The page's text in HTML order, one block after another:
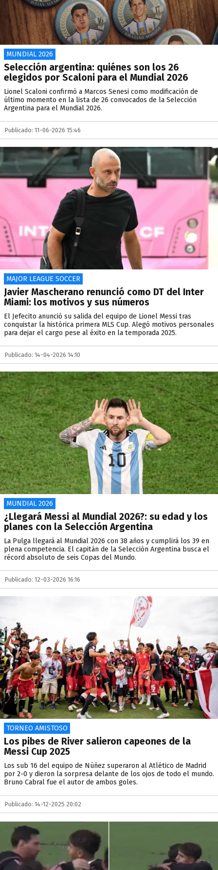
MUNDIAL 2026
Selección argentina: quiénes son los 26
elegidos por Scaloni para el Mundial 2026
Lionel Scaloni confirmó a Marcos Senesi como modificación de
último momento en la lista de 26 convocados de la Selección
Argentina para el Mundial 2026.
Publicado: 11-06-2026 15:46
MAJOR LEAGUE SOCCER
Javier Mascherano renunció como DT del Inter
Miami: los motivos y sus números
El Jefecito anunció su salida del equipo de Lionel Messi tras
conquistar la histórica primera MLS Cup. Alegó motivos personales
para dejar el cargo pese al éxito en la temporada 2025.
Publicado: 14-04-2026 14:10
MUNDIAL 2026
¿Llegará Messi al Mundial 2026?: su edad y los
planes con la Selección Argentina
La Pulga llegará al Mundial 2026 con 38 años y cumplirá los 39 en
plena competencia. El capitán de la Selección Argentina busca el
récord absoluto de seis Copas del Mundo.
Publicado: 12-03-2026 16:16
TORNEO AMISTOSO
Los pibes de River salieron capeones de la
Messi Cup 2025
Los sub 16 del equipo de Núñez superaron al Atlético de Madrid
por 2-0 y dieron la sorpresa delante de los ojos de todo el mundo.
Bruno Cabral fue el autor de ambos goles.
Publicado: 14-12-2025 20:02